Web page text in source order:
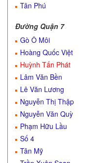
Tân Phú
Đường Quận 7
Gò Ô Môi
Hoàng Quốc Việt
Huỳnh Tấn Phát
Lâm Văn Bền
Lê Văn Lương
Nguyễn Thị Thập
Nguyễn Văn Quỳ
Phạm Hữu Lầu
Số 4
Tân Mỹ